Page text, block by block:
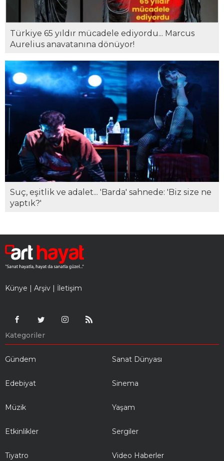
Türkiye 65 yıldır mücadele ediyordu... Marcus
Aurelius anavatanına dönüyor!
Suç, eşitlik ve adalet... 'Barda' sahnede: 'Biz size ne
yaptık?'
Künye | Arşiv | İletişim
Kategoriler
Gündem Sanat Dünyası
Edebiyat Sinema
Müzik Yaşam
Etkinlikler Sergiler
Tiyatro Video Haberler